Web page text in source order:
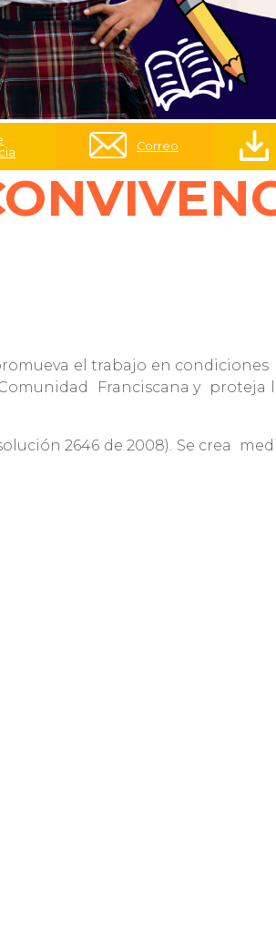
Correo
el trabajo en condiciones
Franciscana y proteja
2646 de 2008). Se crea